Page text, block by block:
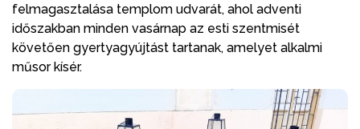
felmagasztalása templom udvarát, ahol adventi
időszakban minden vasárnap az esti szentmisét
követően gyertyagyújtást tartanak, amelyet alkalmi
műsor kísér.